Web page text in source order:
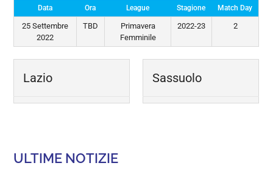
Data Ora League Stagione Match Day
25 Settembre
2022
TBD
Primavera
Femminile
2022-23 2
Lazio Sassuolo
ULTIME NOTIZIE